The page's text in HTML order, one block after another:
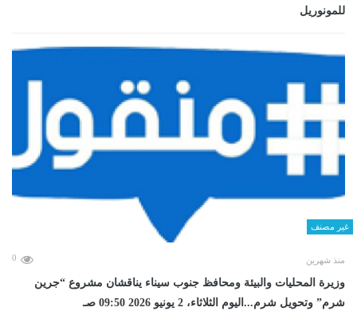
للمونوريل
غير مصنف
منذ شهرين 0
وزيرة المحليات والبيئة ومحافظ جنوب سيناء يناقشان مشروع “جرين
شرم” وتحويل شرم...اليوم الثلاثاء، 2 يونيو 2026 09:50 صـ